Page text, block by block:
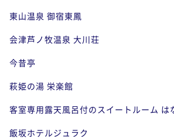
東山温泉 御宿東鳳
会津芦ノ牧温泉 大川荘
今昔亭
萩姫の湯 栄楽館
客室専用露天風呂付のスイートルーム は
飯坂ホテルジュラク